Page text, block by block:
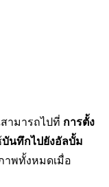
ามารถไปที่ การตั้ง
บันทึกไปยังอัลบั้ม
าพทั้งหมดเมื่อ